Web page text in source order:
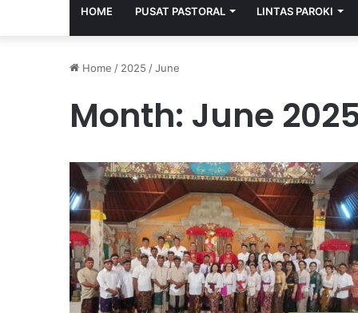
HOME PUSAT PASTORAL LINTAS PAROKI
Home / 2025 /June
Month: June